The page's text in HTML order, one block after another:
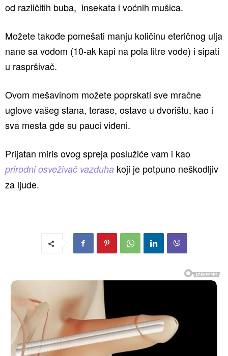
od različitih buba, insekata i voćnih mušica.
Možete takođe pomešati manju količinu eteričnog ulja
nane sa vodom (10-ak kapi na pola litre vode) i sipati
u raspršivač.
Ovom mešavinom možete poprskati sve mračne
uglove vašeg stana, terase, ostave u dvorištu, kao i
sva mesta gde su pauci viđeni.
Prijatan miris ovog spreja poslužiće vam i kao
prirodni osveživač vazduha koji je potpuno neškodljiv
za ljude.